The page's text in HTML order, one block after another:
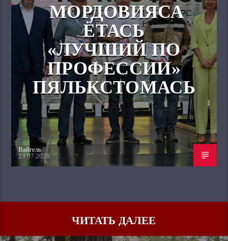
МОРДОВИЯСА
ЁТАСЬ
«ЛУЧШИЙ ПО
ПРОФЕССИИ»
ПЯЛЬКСТОМАСЬ
Вайгель
23.07.2026
ЧИТАТЬ ДАЛЕЕ